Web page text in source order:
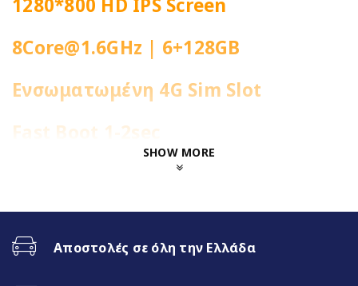
1280*800 HD IPS Screen
8Core@1.6GHz | 6+128GB
Ενσωματωμένη 4G Sim Slot
Fast Boot 1-2sec
Ασύρματο CarPlay & Ασύρματο
Διαχωρισμός Οθόνης (Split Screen)
SHOW MORE
Αποστολές σε όλη την Ελλάδα